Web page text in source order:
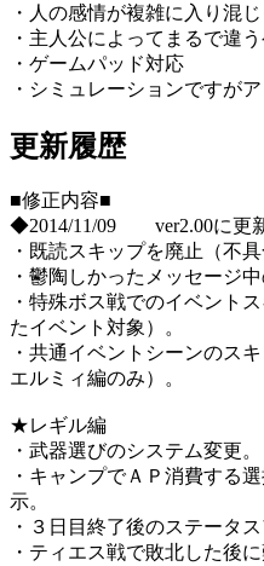
・人の感情が複雑に入り混じ
・主人公によってまるで違
・ゲームパッド対応
・シミュレーションですが
更新履歴
■修正内容■
◆2014/11/09 ver2.00に更新
・既読スキップを廃止（不
・鬱陶しかったメッセージ
・特殊ボス戦でのイベント
たイベント対象）。
・共通イベントシーンのス
エルミィ編のみ）。
★レギル編
・武器選びのシステム変更。
・キャンプでＡＰ消費する
示。
・３日目終了後のステータ
・ティエス戦で敗北した後